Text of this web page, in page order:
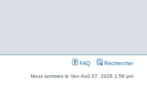
FAQ Rechercher
Nous sommes le Ven Aoû 07, 2026 1:56 pm